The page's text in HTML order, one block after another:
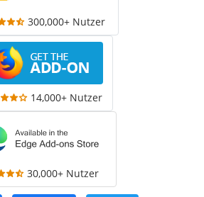
300,000+ Nutzer
14,000+ Nutzer
30,000+ Nutzer